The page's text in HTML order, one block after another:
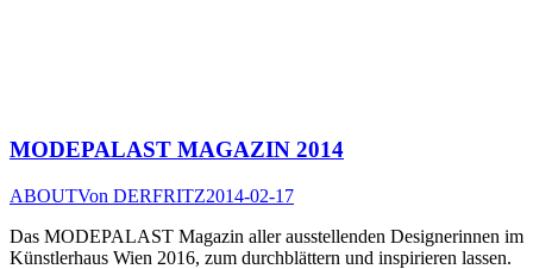
MODEPALAST MAGAZIN 2014
ABOUTVon DERFRITZ2014-02-17
Das MODEPALAST Magazin aller ausstellenden Designerinnen im
Künstlerhaus Wien 2016, zum durchblättern und inspirieren lassen.